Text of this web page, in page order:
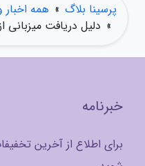
پرسینا بلاگ » همه اخبار
» دلیل دریافت
خبرنامه
برای اطلاع از آخرین